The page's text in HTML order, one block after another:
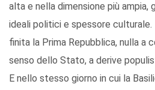
alta e nella dimensione più ampia,
ideali politici e spessore culturale.
finita la Prima Repubblica, nulla a
senso dello Stato, a derive
E nello stesso giorno in cui la